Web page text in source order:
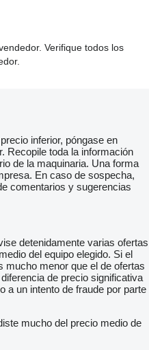
Verifique todos los
inferior, póngase en
Recopile toda la información
de la maquinaria. Una forma
En caso de sospecha,
comentarios y sugerencias
detenidamente varias ofertas
del equipo elegido. Si el
mucho menor que el de ofertas
de precio significativa
a un intento de fraude por parte
mucho del precio medio de